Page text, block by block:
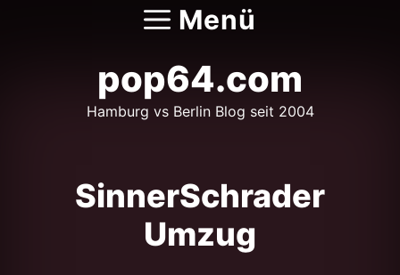
Menü
pop64.com
Hamburg vs Berlin Blog seit 2004
SinnerSchrader
Umzug